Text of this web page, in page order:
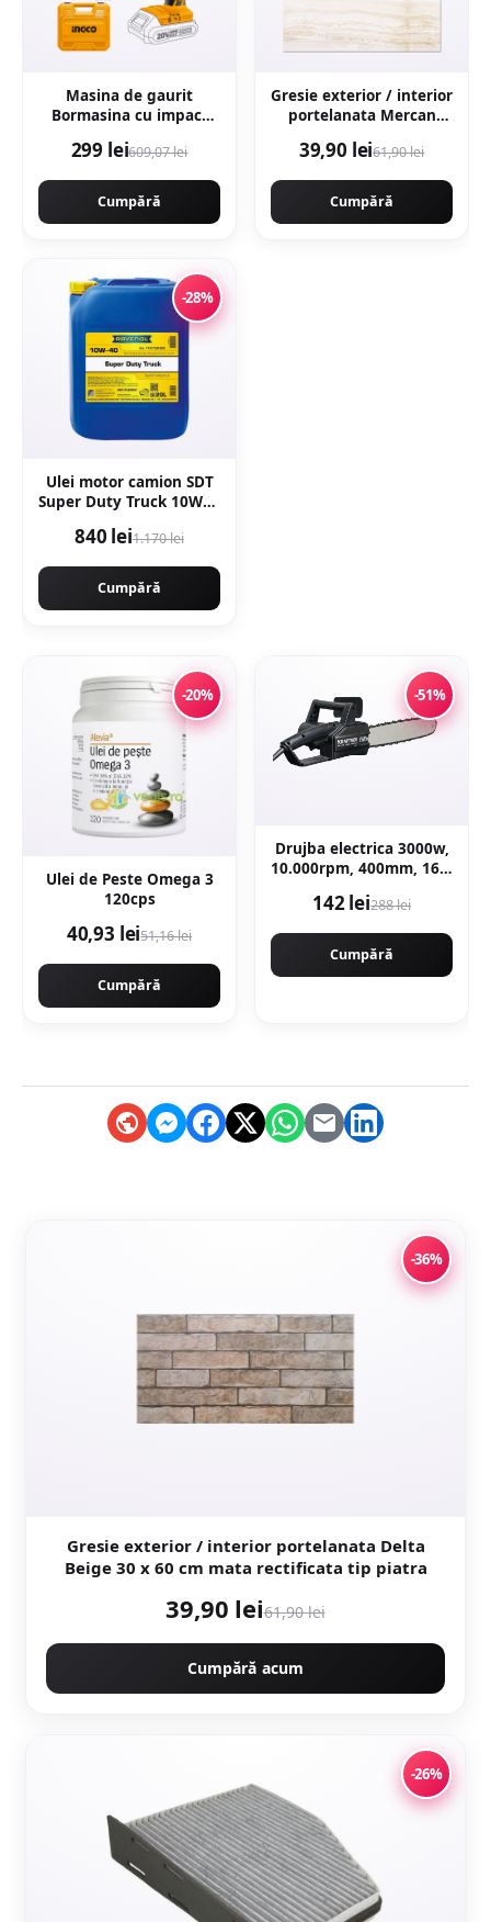
Masina de gaurit
Bormasina cu impact
Acumulatori mandrina
299 lei609,07 lei
Cumpără
Gresie exterior / interior
portelanata Mercan
lucioasa tip marmura
39,90 lei61,90 lei
Cumpără
-28%
Ulei motor camion SDT
Super Duty Truck 10W40
litri, sintetic 20L
840 lei1.170 lei
Cumpără
-20%
Ulei de Peste Omega 3
120cps
40,93 lei51,16 lei
Cumpără
-51%
Drujba electrica 3000w,
10.000rpm, 400mm, 16'',
142 lei288 lei
Cumpără
-36%
Gresie exterior / interior portelanata Delta
Beige 30 x 60 cm mata rectificata tip piatra
39,90 lei61,90 lei
Cumpără acum
-26%